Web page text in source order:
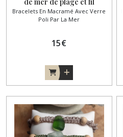
de mer de plage et fil
brésilien rose 100% made in
France
Bracelets En Macramé Avec Verre
Poli Par La Mer
15€